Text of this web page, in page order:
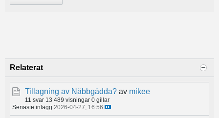
Relaterat
Tillagning av Näbbgädda? av mikee
11 svar 13 489 visningar 0 gillar
Senaste inlägg 2026-04-27, 16:56